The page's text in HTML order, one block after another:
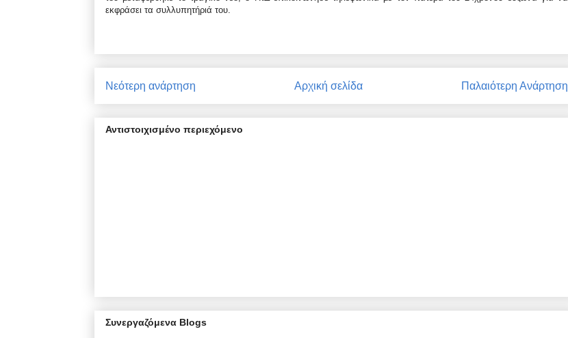
εκφράσει τα συλλυπητήριά του.
Νεότερη ανάρτηση Παλαιότερη Ανάρτηση
Αρχική σελίδα
Αντιστοιχισμένο περιεχόμενο
Συνεργαζόμενα Blogs